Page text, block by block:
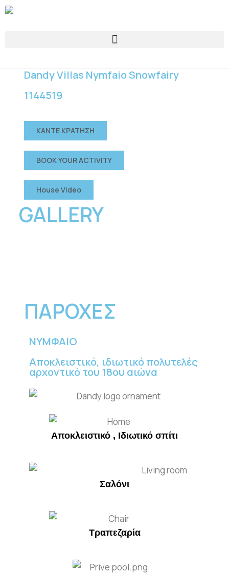
Dandy Villas Nymfaio Snowfairy
1144519
ΚΑΝΤΕ ΚΡΑΤΗΣΗ
BOOK YOUR ACTIVITY
House Video
GALLERY
ΠΑΡΟΧΕΣ
ΝΥΜΦΑΙΟ
Αποκλειστικό, ιδιωτικό πολυτελές
αρχοντικό του 18ου αιώνα
Αποκλειστικό , Ιδιωτικό σπίτι
Σαλόνι
Τραπεζαρία